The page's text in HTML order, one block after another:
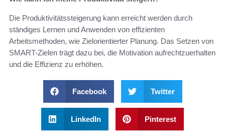
Die Produktivitätssteigerung kann erreicht werden durch
ständiges Lernen und Anwenden von effizienten
Arbeitsmethoden, wie Zielorientierter Planung. Das Setzen von
SMART-Zielen trägt dazu bei, die Motivation aufrechtzuerhalten
und die Effizienz zu erhöhen.
Facebook Twitter
LinkedIn Pinterest